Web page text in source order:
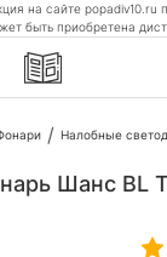
на сайте popadiv10.ru
быть приобретена
Налобные
Шанс BL